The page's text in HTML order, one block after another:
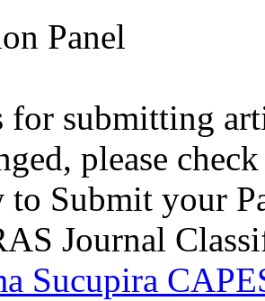
Panel
for submitting
please
Submit your
Journal
Sucupira